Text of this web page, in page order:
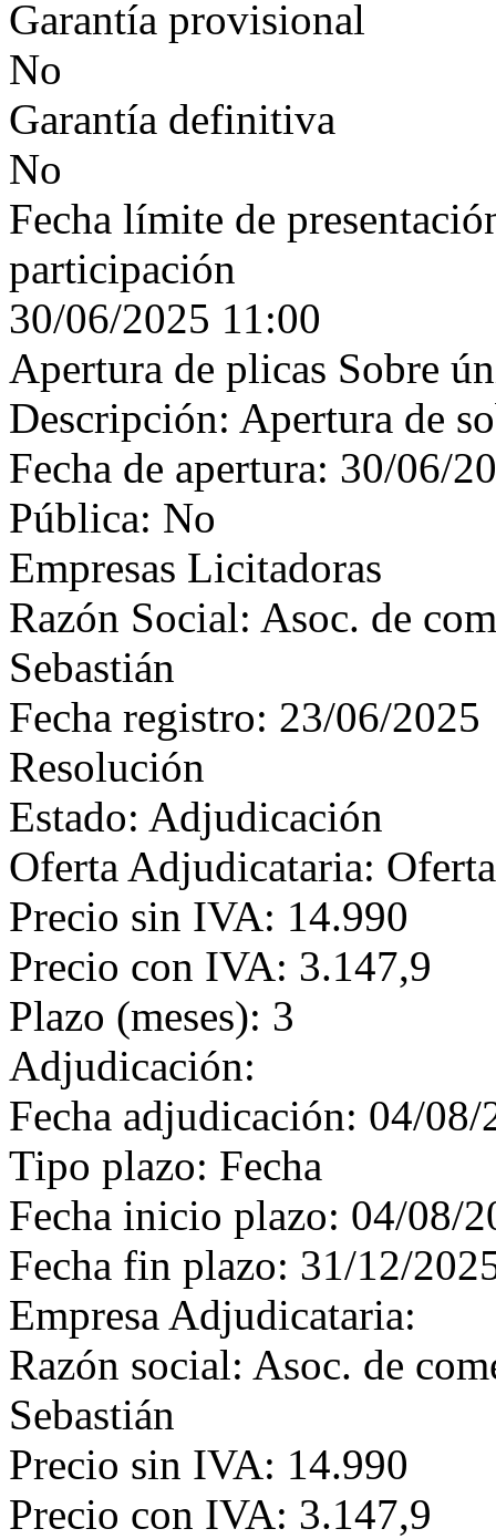
Garantía provisional
No
Garantía definitiva
No
Fecha límite de
participación
30/06/2025 11:00
Apertura de plicas Sobre
Descripción: Apertura de
Fecha de apertura: 30/06/
Pública: No
Empresas Licitadoras
Razón Social: Asoc. de
Sebastián
Fecha registro: 23/06/2025
Resolución
Estado: Adjudicación
Oferta Adjudicataria:
Precio sin IVA: 14.990
Precio con IVA: 3.147,9
Plazo (meses): 3
Adjudicación:
Fecha adjudicación: 04/08/
Tipo plazo: Fecha
Fecha inicio plazo: 04/08/
Fecha fin plazo: 31/12/
Empresa Adjudicataria:
Razón social: Asoc. de
Sebastián
Precio sin IVA: 14.990
Precio con IVA: 3.147,9